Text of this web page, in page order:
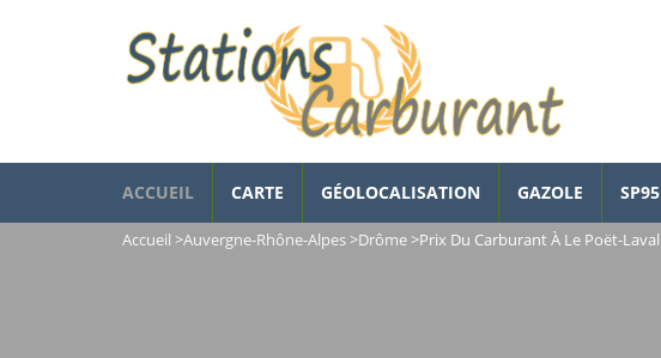
ACCUEIL CARTE GÉOLOCALISATION GAZOLE SP95
Accueil >Auvergne-Rhône-Alpes>Drôme>Prix Du Carburant À Le Poët-Laval